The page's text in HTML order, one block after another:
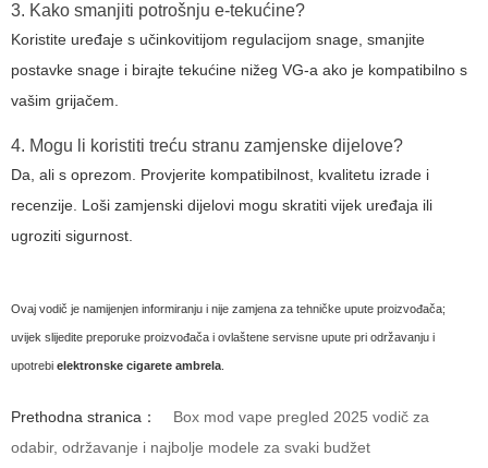
3. Kako smanjiti potrošnju e-tekućine?
Koristite uređaje s učinkovitijom regulacijom snage, smanjite
postavke snage i birajte tekućine nižeg VG-a ako je kompatibilno s
vašim grijačem.
4. Mogu li koristiti treću stranu zamjenske dijelove?
Da, ali s oprezom. Provjerite kompatibilnost, kvalitetu izrade i
recenzije. Loši zamjenski dijelovi mogu skratiti vijek uređaja ili
ugroziti sigurnost.
Ovaj vodič je namijenjen informiranju i nije zamjena za tehničke upute proizvođača;
uvijek slijedite preporuke proizvođača i ovlaštene servisne upute pri održavanju i
upotrebi elektronske cigarete ambrela
Prethodna stranica：
Box mod vape pregled 2025 vodič za
odabir, održavanje i najbolje modele za svaki budžet